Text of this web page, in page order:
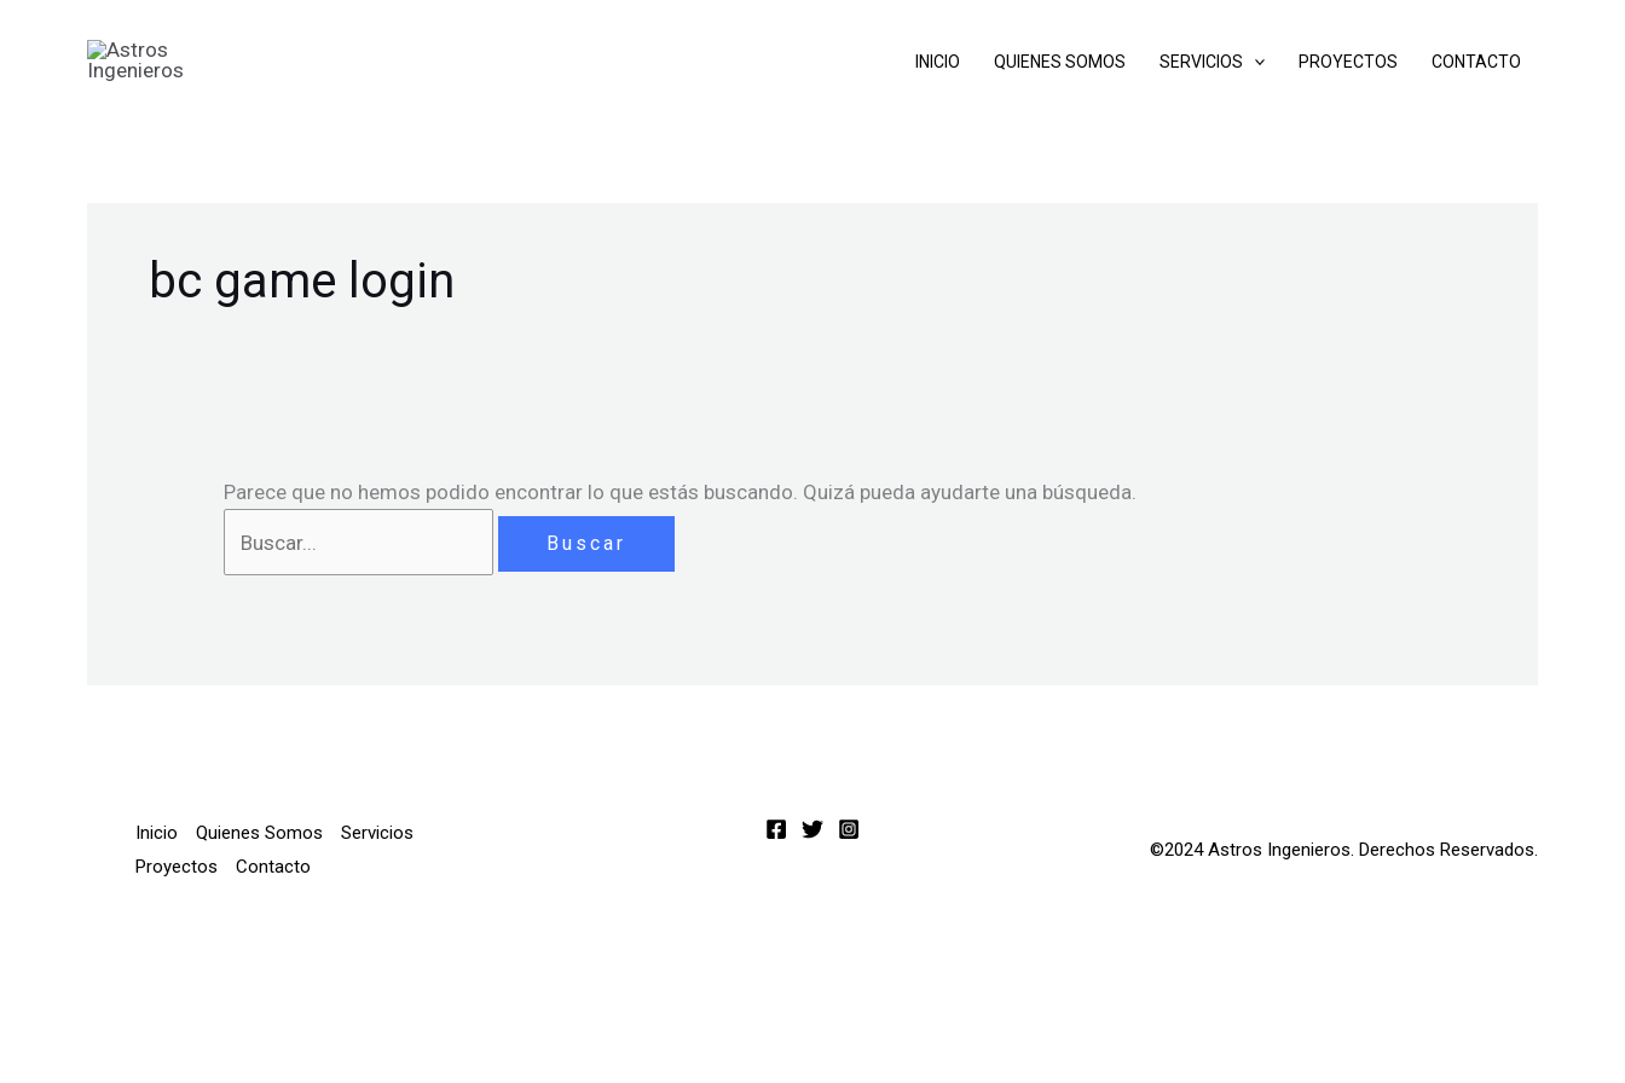
INICIO QUIENES SOMOS SERVICIOS PROYECTOS CONTACTO
bc game login
Parece que no hemos podido encontrar lo que estás buscando. Quizá pueda ayudarte una búsqueda.
Inicio Quienes Somos
Servicios
Proyectos
Contacto
©2024 Astros Ingenieros. Derechos Reservados.